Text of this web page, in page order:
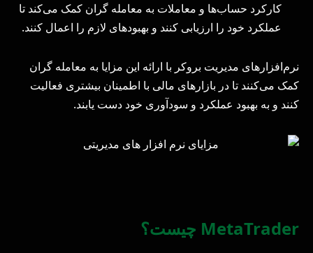
کارکرد حساب‌ها و معاملات به معامله‌ گران کمک می‌کند تا
عملکرد خود را ارزیابی کنند و بهبودهای لازم را اعمال کنند.
نرم‌افزارهای مدیریت بروکر با ارائه این مزایا به معامله ‌گران
کمک می‌کنند تا در بازارهای مالی با اطمینان بیشتری فعالیت
کنند و به بهبود عملکرد و سودآوری خود دست یابند.
MetaTrader چیست؟